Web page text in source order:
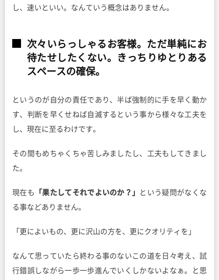
し、速いといい。なんていう概念はありません。
次々いらっしゃるお客様。ただ単純にお
待たせしたくない。きっちりゆとりある
スペースの確保。
というのが自分の責任であり、半ば強制的に手を早く動か
す、判断を早くせねば自滅するという事から様々な工夫を
し、現在に至るわけです。
その間もめちゃくちゃ苦しみましたし、工夫もしてきまし
た。
現在も 「果たしてそれでよいのか？」
という疑問がなくな
る事などありません。
「更によいもの、更に沢山の方を、更にクオリティを」
なんて思っていたら終わる事のないこの道を日々考え、試
行錯誤しながら一歩一歩進んでいくしかないよなぁ。と思